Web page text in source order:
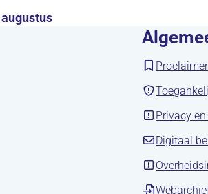
nieuw tabblad)
Proclaimer
Privacy
Digitaal